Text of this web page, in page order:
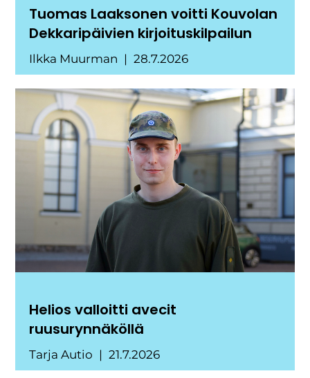
Tuomas Laaksonen voitti Kouvolan
Dekkaripäivien kirjoituskilpailun
Ilkka Muurman 28.7.2026
Helios valloitti avecit
ruusurynnäköllä
Tarja Autio 21.7.2026